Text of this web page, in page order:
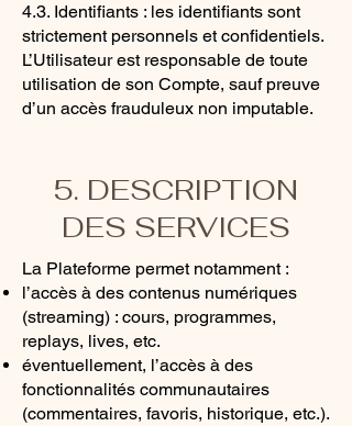
4.3. Identifiants : les identifiants sont
strictement personnels et confidentiels.
L’Utilisateur est responsable de toute
utilisation de son Compte, sauf preuve
d’un accès frauduleux non imputable.
5. DESCRIPTION
DES SERVICES
La Plateforme permet notamment :
l’accès à des contenus numériques
(streaming) : cours, programmes,
replays, lives, etc.
éventuellement, l’accès à des
fonctionnalités communautaires
(commentaires, favoris, historique, etc.).